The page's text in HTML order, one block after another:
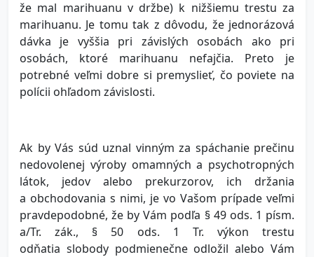
že mal marihuanu v držbe) k nižšiemu trestu za
marihuanu. Je tomu tak z dôvodu, že jednorázová
dávka je vyššia pri závislých osobách ako pri
osobách, ktoré marihuanu nefajčia. Preto je
potrebné veľmi dobre si premyslieť, čo poviete na
polícii ohľadom závislosti.
Ak by Vás súd uznal vinným za spáchanie prečinu
nedovolenej výroby omamných a psychotropných
látok, jedov alebo prekurzorov, ich držania
a obchodovania s nimi, je vo Vašom prípade veľmi
pravdepodobné, že by Vám podľa § 49 ods. 1 písm.
a/Tr. zák., § 50 ods. 1 Tr. výkon trestu
odňatia slobody podmienečne odložil alebo Vám